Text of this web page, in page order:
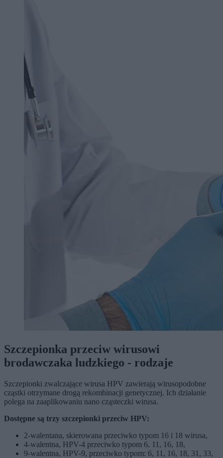
Szczepionka przeciw wirusowi
brodawczaka ludzkiego - rodzaje
Szczepionki zwalczające wirusa HPV zawierają wirusopodobne
cząstki otrzymane drogą rekombinacji genetycznej. Ich działanie
polega na zaaplikowaniu nano cząsteczki wirusa.
Dostępne są trzy szczepionki przeciw HPV:
2-walentana, skierowana przeciwko typom 16 i 18 wirusa,
4-walentna, HPV-4 przeciwko typom 6, 11, 16, 18,
9-walentna, HPV-9, przeciwko typom: 6, 11, 16, 18, 31, 33,